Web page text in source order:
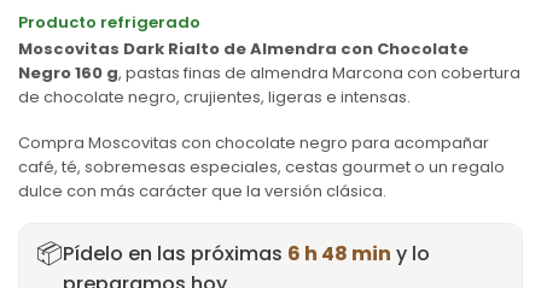
Producto refrigerado
Moscovitas Dark Rialto de Almendra con Chocolate
Negro 160 g, pastas finas de almendra Marcona con cobertura
de chocolate negro, crujientes, ligeras e intensas.
Compra Moscovitas con chocolate negro para acompañar
café, té, sobremesas especiales, cestas gourmet o un regalo
dulce con más carácter que la versión clásica.
📦Pídelo en las próximas 6 h 48 min y lo